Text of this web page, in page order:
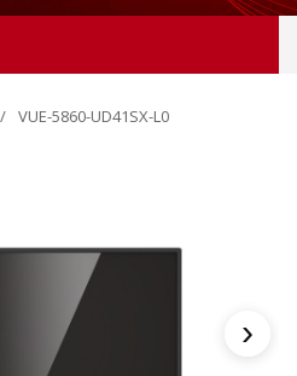
VUE-5860-UD41SX-L0
›